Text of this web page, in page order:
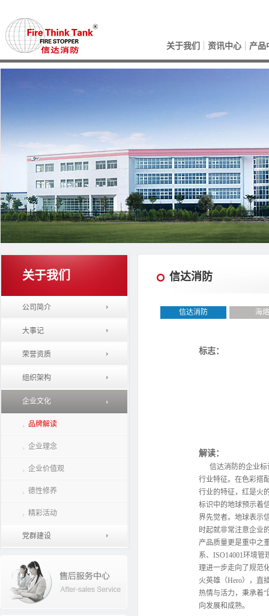
关于我们 资讯中心 产品
关于我们
公司简介
大事记
荣誉资质
组织架构
企业文化
品牌解读
企业理念
企业价值观
德性修养
精彩活动
党群建设
信达消防
信达消防 海烙
标志：
解读：
信达消防的企业标
行业特征。在色彩搭
行业的特征，红是火
标识中的地球预示着
界先觉者。地球表示
时起就非常注意企业
产品质量更是重中之
系、ISO14001环境
理进一步走向了规范
火英雄（Hero），直
热情与活力，秉承着
向发展和成熟。